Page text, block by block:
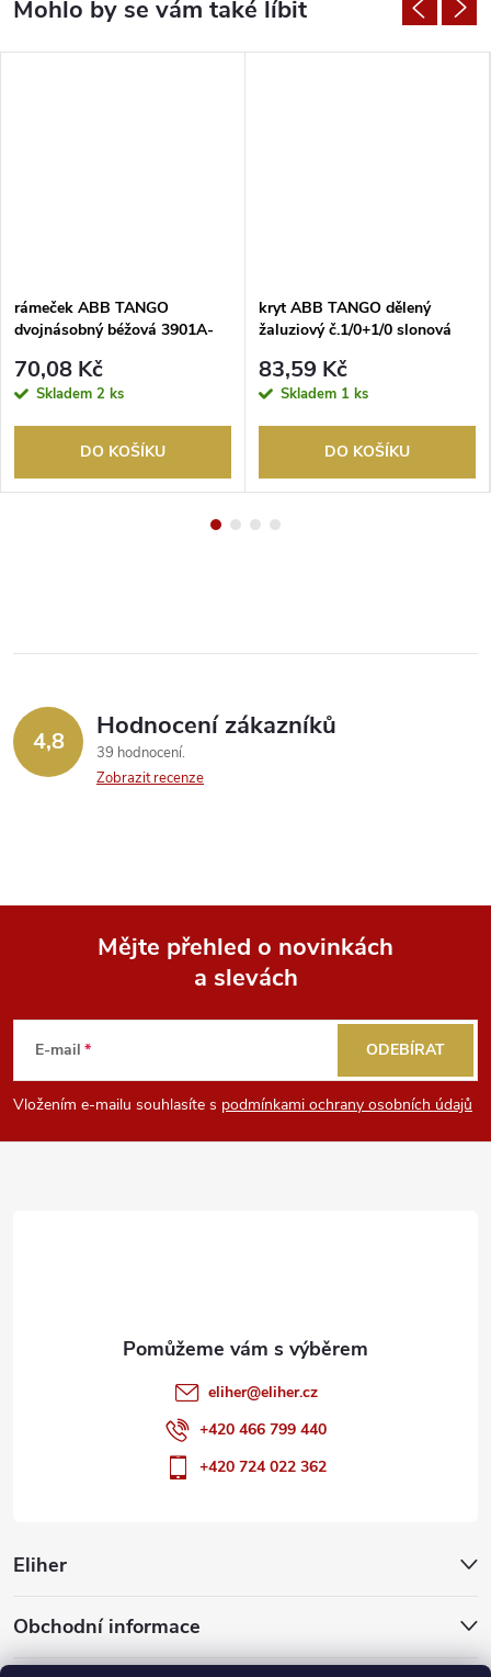
rámeček ABB TANGO
dvojnásobný béžová 3901A-
70,08 Kč
Skladem 2 ks
DO KOŠÍKU
kryt ABB TANGO dělený
žaluziový č.1/0+1/0 slonová
83,59 Kč
Skladem 1 ks
DO KOŠÍKU
4,8 Hodnocení zákazníků
39 hodnocení
Zobrazit recenze
p
Mějte přehled o novinkách
a slevách
E-mail
Vložením e-mailu souhlasíte s podmínkami ochrany osobních údajů
ODEBÍRAT
Eliher
Obchodní informace
eliher@eliher.cz
+420 466 799 440
+420 724 022 362